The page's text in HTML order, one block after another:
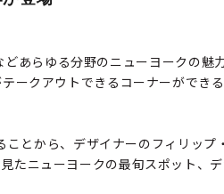
あらゆる分野のニューヨークの
ークアウトできるコーナーがで
とから、デザイナーのフィリッ
たニューヨークの最旬スポット、